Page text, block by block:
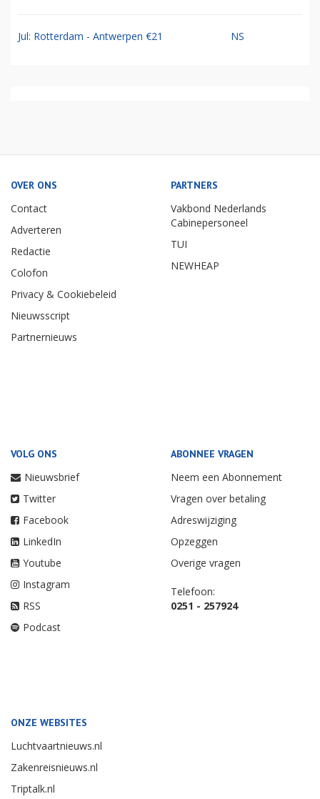
Jul: Rotterdam - Antwerpen €21 NS
OVER ONS
Contact
Adverteren
Redactie
Colofon
Privacy & Cookiebeleid
Nieuwsscript
Partnernieuws
PARTNERS
Vakbond Nederlands
Cabinepersoneel
TUI
NEWHEAP
VOLG ONS
Nieuwsbrief
Twitter
Facebook
LinkedIn
Youtube
Instagram
RSS
Podcast
ABONNEE VRAGEN
Neem een Abonnement
Vragen over betaling
Adreswijziging
Opzeggen
Overige vragen
Telefoon:
0251 - 257924
ONZE WEBSITES
Luchtvaartnieuws.nl
Zakenreisnieuws.nl
Triptalk.nl